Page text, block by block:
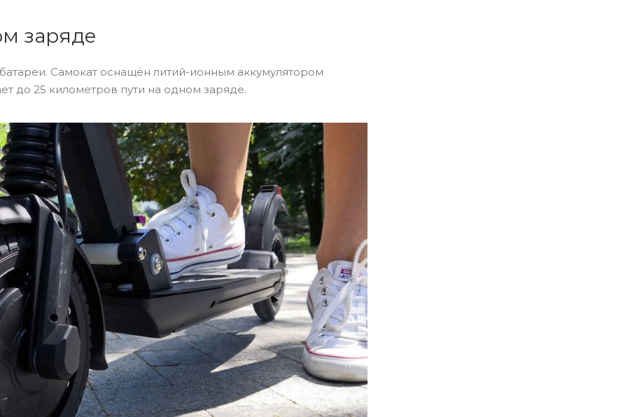
заряде
Самокат оснащён литий-ионным аккумулятором
до 25 километров пути на одном заряде.